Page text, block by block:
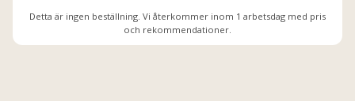
Detta är ingen beställning. Vi återkommer inom 1 arbetsdag med pris
och rekommendationer.